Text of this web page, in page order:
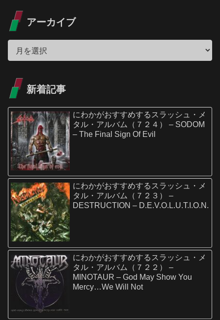
アーカイブ
新着記事
にわかがおすすめするスラッシュ・メ
タル・アルバム（７２４） – SODOM
– The Final Sign Of Evil
にわかがおすすめするスラッシュ・メ
タル・アルバム（７２３） –
DESTRUCTION – D.E.V.O.L.U.T.I.O.N.
にわかがおすすめするスラッシュ・メ
タル・アルバム（７２２） –
MINOTAUR – God May Show You
Mercy…We Will Not